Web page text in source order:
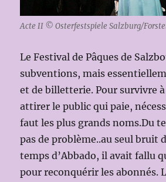
Acte II © Osterfestspiele Salzburg/
Le Festival de Pâques de
subventions, mais
et de billetterie. Pour survivre
attirer le public qui paie,
faut les plus grands noms.Du
pas de problème..au seul bruit
temps d’Abbado, il avait fallu
pour reconquérir les abonnés.